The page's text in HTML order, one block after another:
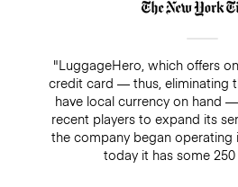
"LuggageHero, which offers
credit card — thus, eliminating
have local currency on hand
recent players to expand its
the company began operating
today it has some